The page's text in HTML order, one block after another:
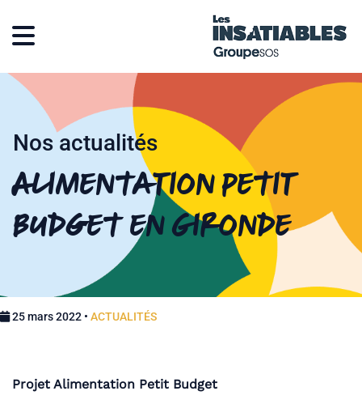
Nos actualités
Alimentation Petit
Budget en Gironde
25 mars 2022 • ACTUALITÉS
Projet Alimentation Petit Budget